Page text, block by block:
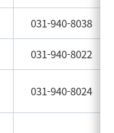
031-940-8038
031-940-8022
031-940-8024